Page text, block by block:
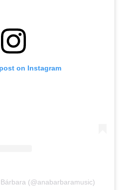
on Instagram
(@anabarbaramusic)